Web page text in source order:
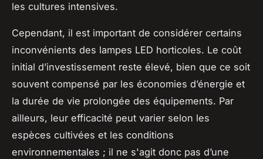
les cultures intensives.
Cependant, il est important de considérer certains
inconvénients des lampes LED horticoles. Le coût
initial d’investissement reste élevé, bien que ce soit
souvent compensé par les économies d’énergie et
la durée de vie prolongée des équipements. Par
ailleurs, leur efficacité peut varier selon les
espèces cultivées et les conditions
environnementales ; il ne s'agit donc pas d’une